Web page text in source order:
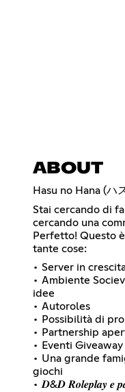
ABOUT
Hasu no Hana (ハ
Stai cercando di
cercando una
Perfetto! Questo
tante cose:
• Server in
• Ambiente
idee
• Autoroles
• Possibilità di
• Partnership
• Eventi
• Una grande
giochi
• 𝑫&𝑫 𝑹𝒐𝒍𝒆𝒑𝒍𝒂𝒚 𝒆